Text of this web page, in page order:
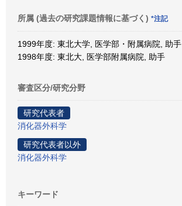
所属 (過去の研究課題情報に基づく) *注記
1999年度: 東北大学, 医学部・附属病院, 助手
1998年度: 東北大, 医学部附属病院, 助手
審査区分/研究分野
研究代表者
消化器外科学
研究代表者以外
消化器外科学
キーワード